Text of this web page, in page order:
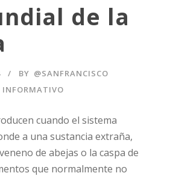
de la
BY @SANFRANCISCO
INFORMATIVO
cuando el sistema
a una sustancia extraña,
de abejas o la caspa de
que normalmente no